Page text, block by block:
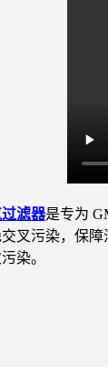
滤器是专为
叉污染，保
染。